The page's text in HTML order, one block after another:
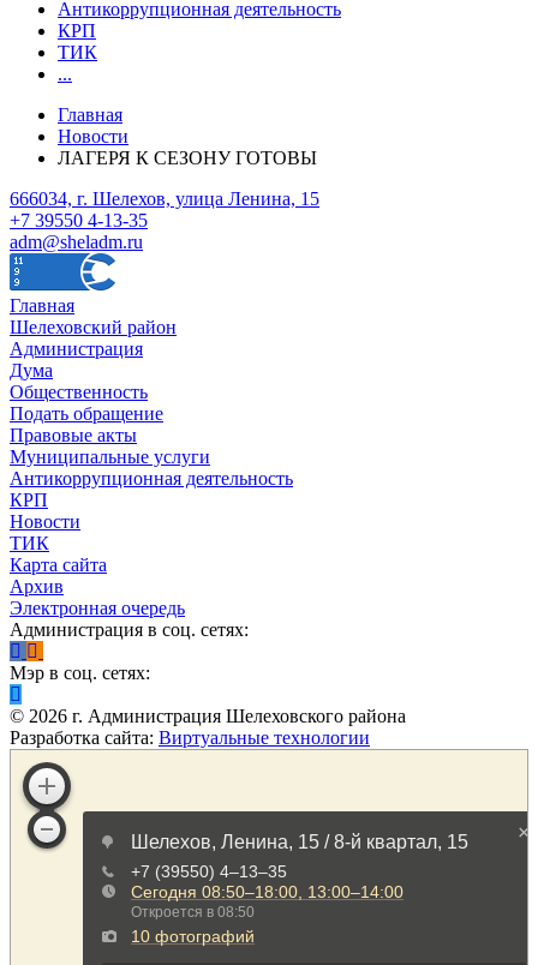
Антикоррупционная деятельность
КРП
ТИК
...
Главная
Новости
ЛАГЕРЯ К СЕЗОНУ ГОТОВЫ
666034, г. Шелехов, улица Ленина, 15
+7 39550 4-13-35
adm@sheladm.ru
Главная
Шелеховский район
Администрация
Дума
Общественность
Подать обращение
Правовые акты
Муниципальные услуги
Антикоррупционная деятельность
КРП
Новости
ТИК
Карта сайта
Архив
Электронная очередь
Администрация в соц. сетях:
Мэр в соц. сетях:
© 2026 г. Администрация Шелеховского района
Разработка сайта: Виртуальные технологии